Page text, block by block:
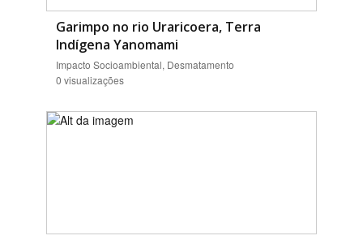
Garimpo no rio Uraricoera, Terra
Indígena Yanomami
Impacto Socioambiental, Desmatamento
0 visualizações